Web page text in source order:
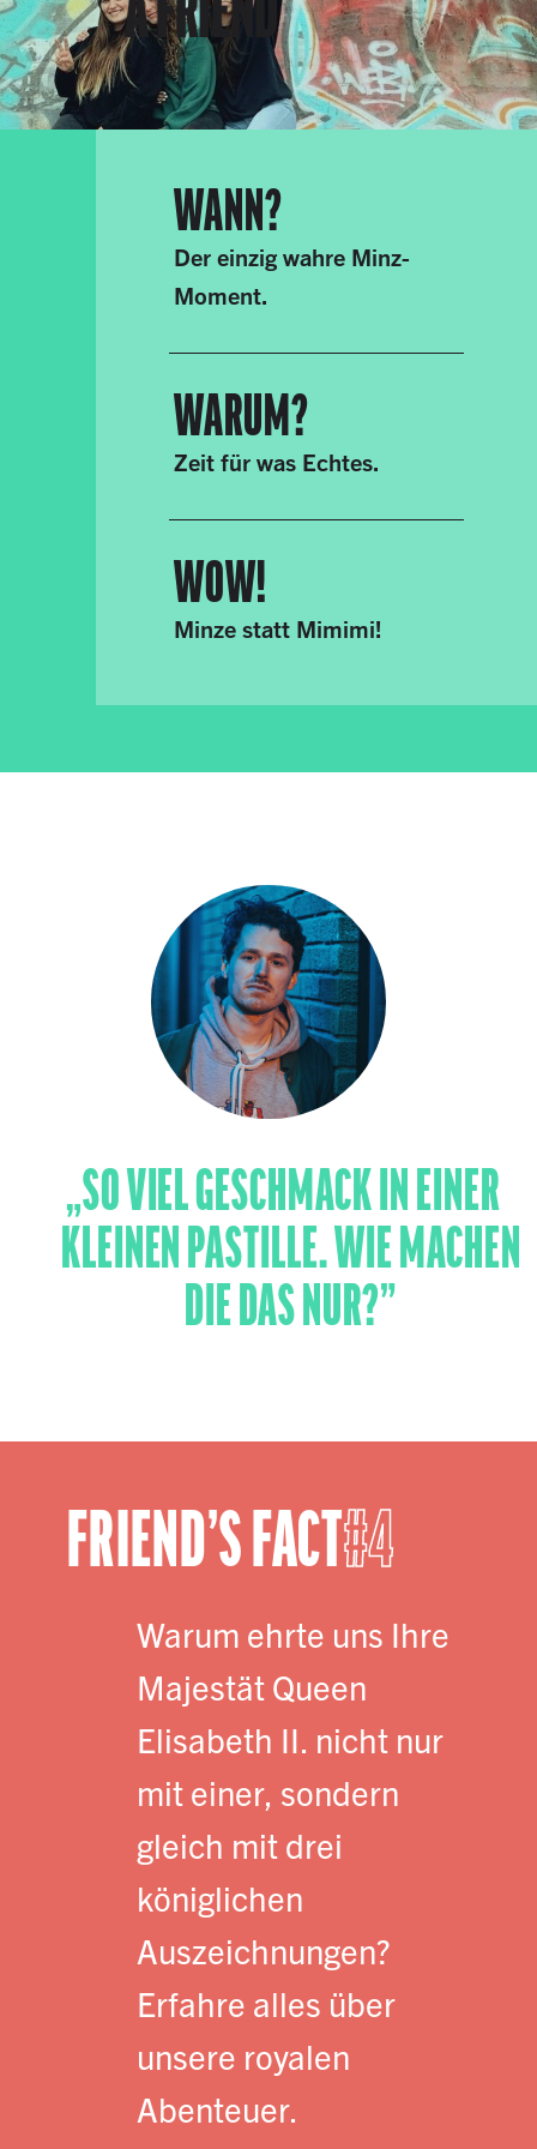
A FRIEND
WANN?
Der einzig wahre Minz-
Moment.
WARUM?
Zeit für was Echtes.
WOW!
Minze statt Mimimi!
„SO VIEL GESCHMACK IN EINER
KLEINEN PASTILLE. WIE MACHEN
DIE DAS NUR?”
FRIEND’S FACT 4
Warum ehrte uns Ihre
Majestät Queen
Elisabeth II. nicht nur
mit einer, sondern
gleich mit drei
königlichen
Auszeichnungen?
Erfahre alles über
unsere royalen
Abenteuer.